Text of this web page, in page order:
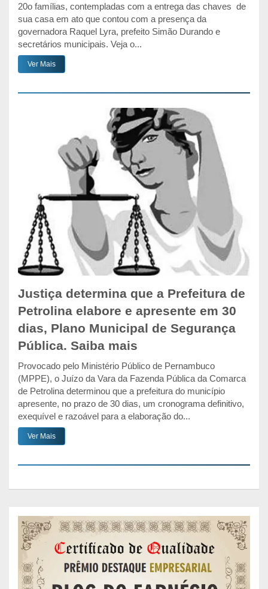
20o famílias, contempladas com a entrega das chaves de
sua casa em ato que contou com a presença da
governadora Raquel Lyra, prefeito Simão Durando e
secretários municipais. Veja o...
Ver Mais
Justiça determina que a Prefeitura de
Petrolina elabore e apresente em 30
dias, Plano Municipal de Segurança
Pública. Saiba mais
Provocado pelo Ministério Público de Pernambuco
(MPPE), o Juízo da Vara da Fazenda Pública da Comarca
de Petrolina determinou que a prefeitura do município
apresente, no prazo de 30 dias, um cronograma definitivo,
exequível e razoável para a elaboração do...
Ver Mais